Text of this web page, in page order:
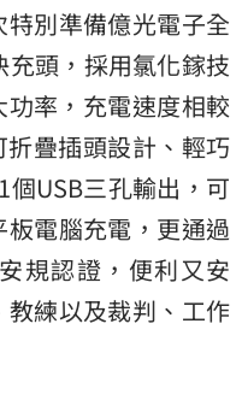
別準備億光電子全
頭，採用氯化鎵技
率，充電速度相較
疊插頭設計、輕巧
USB三孔輸出，可
電腦充電，更通過
規認證，便利又安
練以及裁判、工作